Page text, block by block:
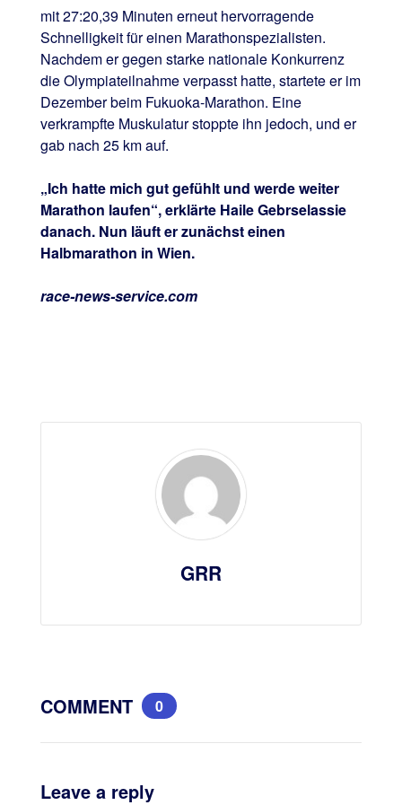
mit 27:20,39 Minuten erneut hervorragende
Schnelligkeit für einen Marathonspezialisten.
Nachdem er gegen starke nationale Konkurrenz
die Olympiateilnahme verpasst hatte, startete er im
Dezember beim Fukuoka-Marathon. Eine
verkrampfte Muskulatur stoppte ihn jedoch, und er
gab nach 25 km auf.
„Ich hatte mich gut gefühlt und werde weiter
Marathon laufen“, erklärte Haile Gebrselassie
danach. Nun läuft er zunächst einen
Halbmarathon in Wien.
race-news-service.com
GRR
COMMENT 0
Leave a reply